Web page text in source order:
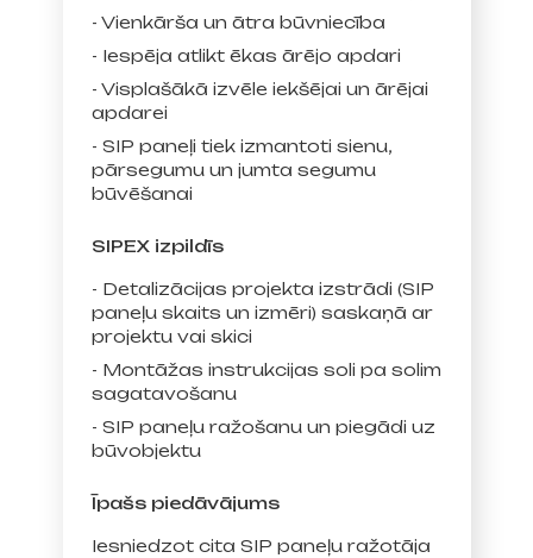
- Vienkārša un ātra būvniecība
- Iespēja atlikt ēkas ārējo apdari
- Visplašākā izvēle iekšējai un ārējai
apdarei
- SIP paneļi tiek izmantoti sienu,
pārsegumu un jumta segumu
būvēšanai
SIPEX izpildīs
- Detalizācijas projekta izstrādi (SIP
paneļu skaits un izmēri) saskaņā ar
projektu vai skici
- Montāžas instrukcijas soli pa solim
sagatavošanu
- SIP paneļu ražošanu un piegādi uz
būvobjektu
Īpašs piedāvājums
Iesniedzot cita SIP paneļu ražotāja